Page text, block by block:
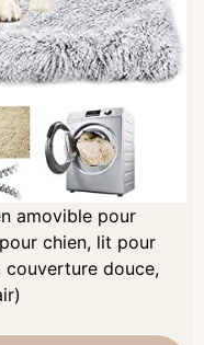
amovible pour
chien, lit pour
couverture douce,